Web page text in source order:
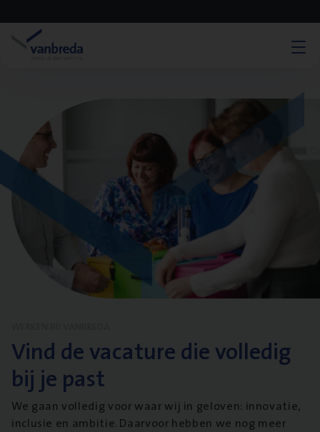
Vind de vacature die volledig
bij je past
We gaan volledig voor waar wij in geloven: innovatie,
inclusie en ambitie. Daarvoor hebben we nog meer